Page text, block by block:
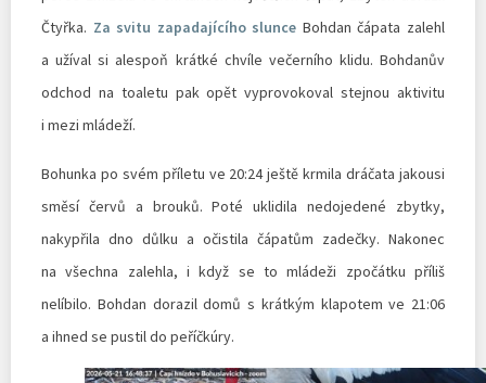
Čtyřka. Za svitu zapadajícího slunce Bohdan čápata zalehl
a užíval si alespoň krátké chvíle večerního klidu. Bohdanův
odchod na toaletu pak opět vyprovokoval stejnou aktivitu
i mezi mládeží.
Bohunka po svém příletu ve 20:24 ještě krmila dráčata jakousi
směsí červů a brouků. Poté uklidila nedojedené zbytky,
nakypřila dno důlku a očistila čápatům zadečky. Nakonec
na všechna zalehla, i když se to mládeži zpočátku příliš
nelíbilo. Bohdan dorazil domů s krátkým klapotem ve 21:06
a ihned se pustil do peříčkúry.